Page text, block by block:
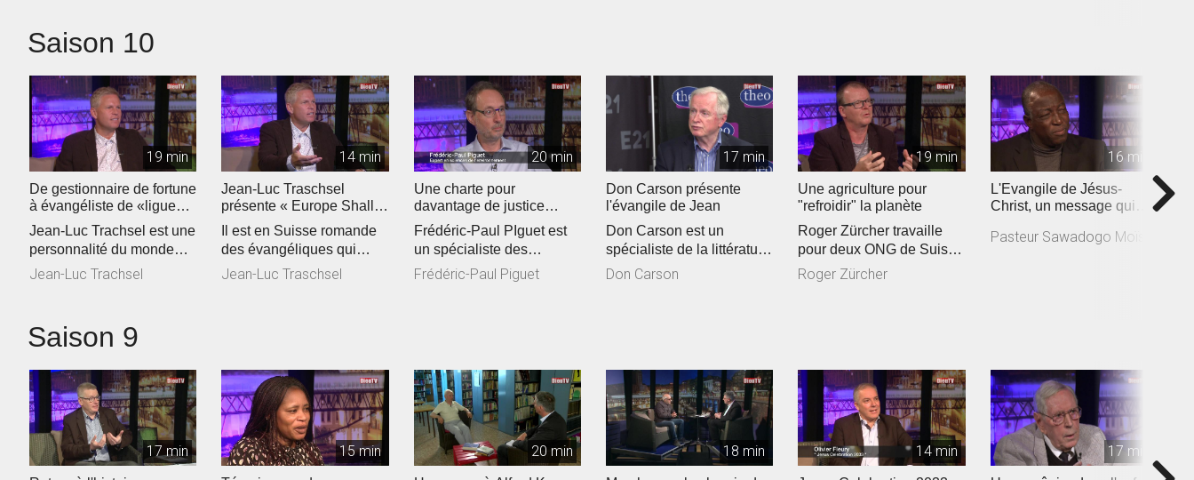
Saison 10
19 min
De gestionnaire de fortune
à évangéliste de «ligue
européenne"
Jean-Luc Trachsel est une
personnalité du monde
évangélique de Suisse
Jean-Luc Trachsel
14 min
Jean-Luc Traschsel
présente « Europe Shall
Be Saved »
Il est en Suisse romande
des évangéliques qui
voient grand. Jean-Luc
Jean-Luc Traschsel
20 min
Une charte pour
davantage de justice
climatique en Eglise
Frédéric-Paul PIguet est
un spécialiste des
questions
environnementales. Il a...
Frédéric-Paul Piguet
17 min
Don Carson présente
l'évangile de Jean
Don Carson est un
spécialiste de la littérature
du Nouveau Testament.
Don Carson
19 min
Une agriculture pour
"refroidir" la planète
Roger Zürcher travaille
pour deux ONG de Suisse
romande engagées
auprès des a...
Roger Zürcher
16 min
L'Evangile de Jésus-
Christ, un message qui
Pasteur Sawadogo Moïse
Saison 9
17 min 15 min 20 min 18 min 14 min 17 min